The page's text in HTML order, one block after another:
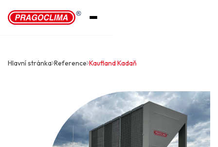
Hlavní stránka Reference Kaufland Kadaň